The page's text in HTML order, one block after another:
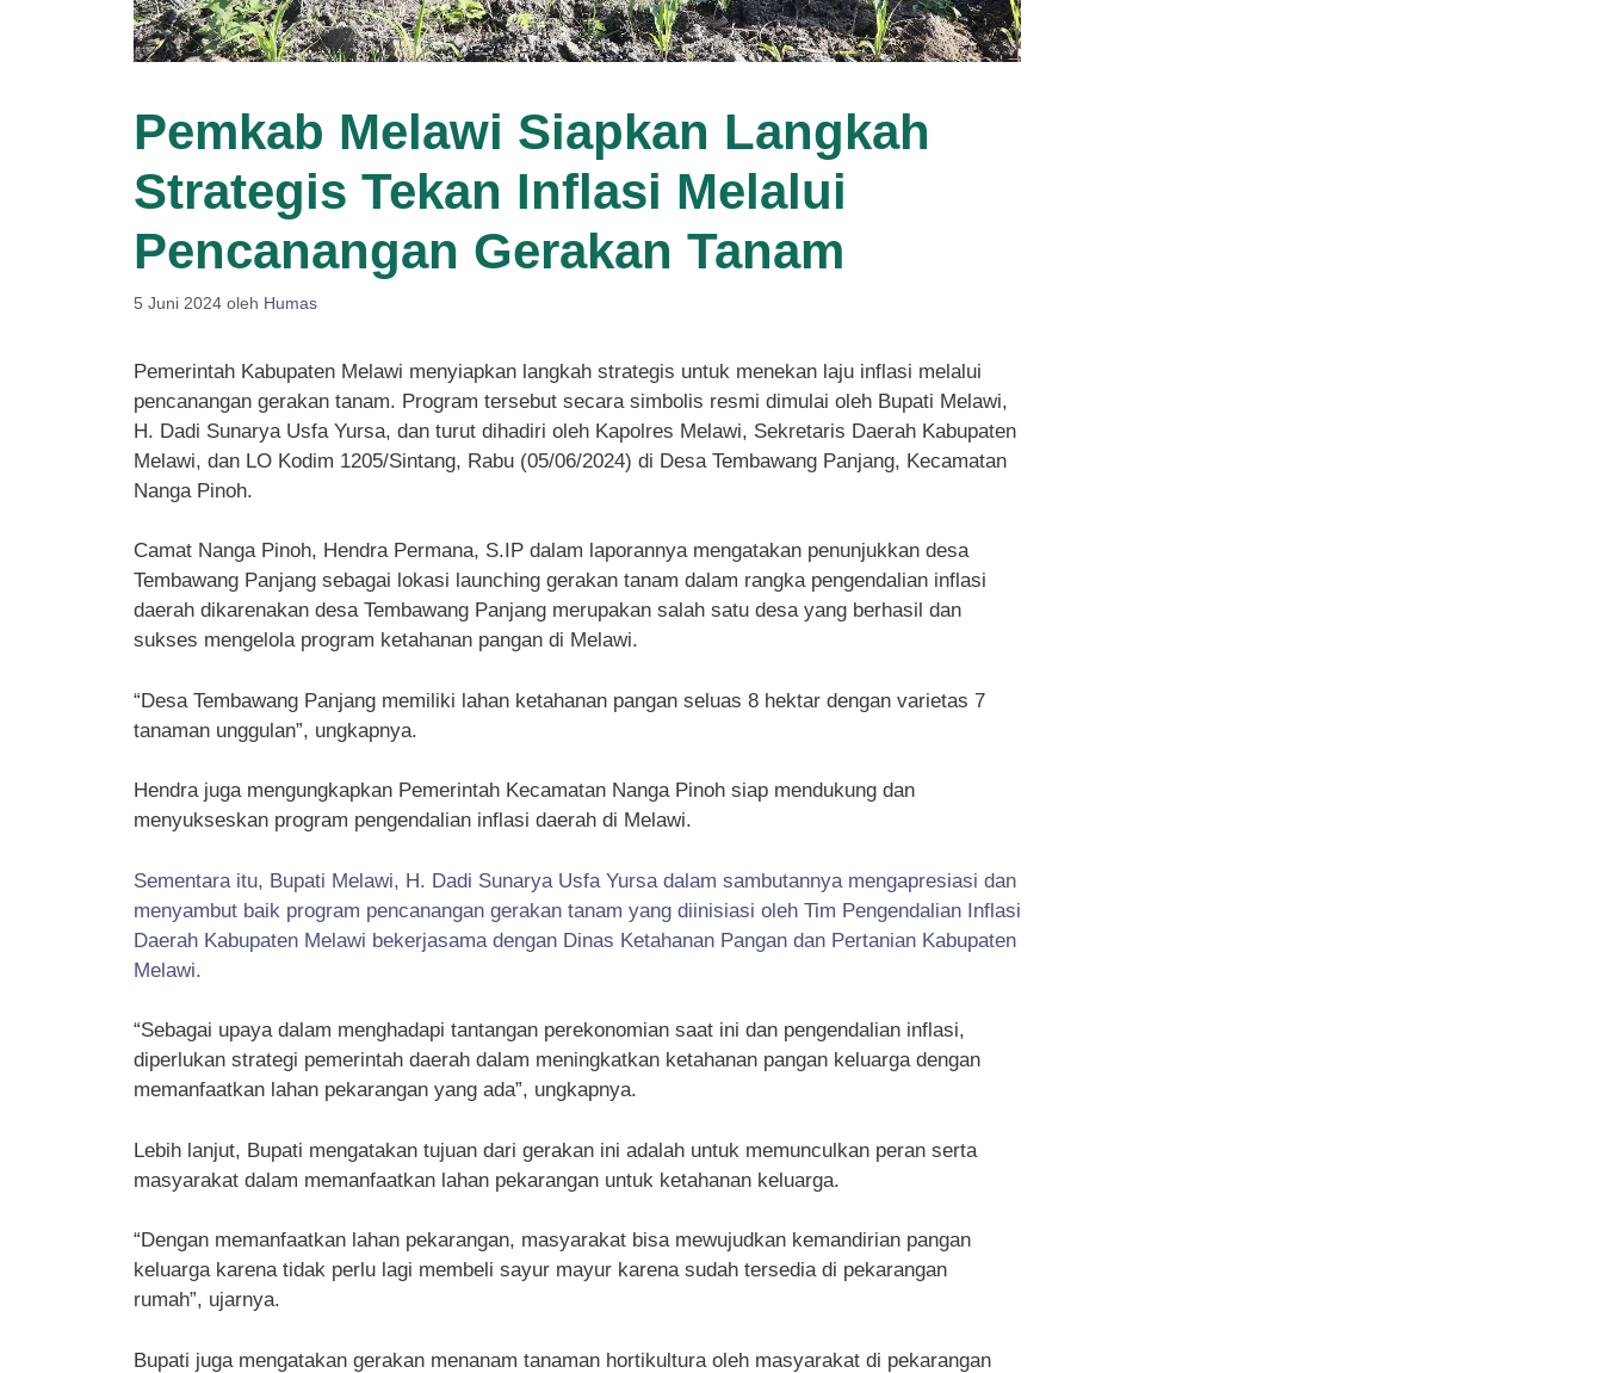
Pemkab Melawi Siapkan Langkah
Strategis Tekan Inflasi Melalui
Pencanangan Gerakan Tanam
5 Juni 2024 oleh Humas
Pemerintah Kabupaten Melawi menyiapkan langkah strategis untuk menekan laju inflasi melalui
pencanangan gerakan tanam. Program tersebut secara simbolis resmi dimulai oleh Bupati Melawi,
H. Dadi Sunarya Usfa Yursa, dan turut dihadiri oleh Kapolres Melawi, Sekretaris Daerah Kabupaten
Melawi, dan LO Kodim 1205/Sintang, Rabu (05/06/2024) di Desa Tembawang Panjang, Kecamatan
Nanga Pinoh.
Camat Nanga Pinoh, Hendra Permana, S.IP dalam laporannya mengatakan penunjukkan desa
Tembawang Panjang sebagai lokasi launching gerakan tanam dalam rangka pengendalian inflasi
daerah dikarenakan desa Tembawang Panjang merupakan salah satu desa yang berhasil dan
sukses mengelola program ketahanan pangan di Melawi.
“Desa Tembawang Panjang memiliki lahan ketahanan pangan seluas 8 hektar dengan varietas 7
tanaman unggulan”, ungkapnya.
Hendra juga mengungkapkan Pemerintah Kecamatan Nanga Pinoh siap mendukung dan
menyukseskan program pengendalian inflasi daerah di Melawi.
Sementara itu, Bupati Melawi, H. Dadi Sunarya Usfa Yursa dalam sambutannya mengapresiasi dan
menyambut baik program pencanangan gerakan tanam yang diinisiasi oleh Tim Pengendalian Inflasi
Daerah Kabupaten Melawi bekerjasama dengan Dinas Ketahanan Pangan dan Pertanian Kabupaten
Melawi.
“Sebagai upaya dalam menghadapi tantangan perekonomian saat ini dan pengendalian inflasi,
diperlukan strategi pemerintah daerah dalam meningkatkan ketahanan pangan keluarga dengan
memanfaatkan lahan pekarangan yang ada”, ungkapnya.
Lebih lanjut, Bupati mengatakan tujuan dari gerakan ini adalah untuk memunculkan peran serta
masyarakat dalam memanfaatkan lahan pekarangan untuk ketahanan keluarga.
“Dengan memanfaatkan lahan pekarangan, masyarakat bisa mewujudkan kemandirian pangan
keluarga karena tidak perlu lagi membeli sayur mayur karena sudah tersedia di pekarangan
rumah”, ujarnya.
Bupati juga mengatakan gerakan menanam tanaman hortikultura oleh masyarakat di pekarangan